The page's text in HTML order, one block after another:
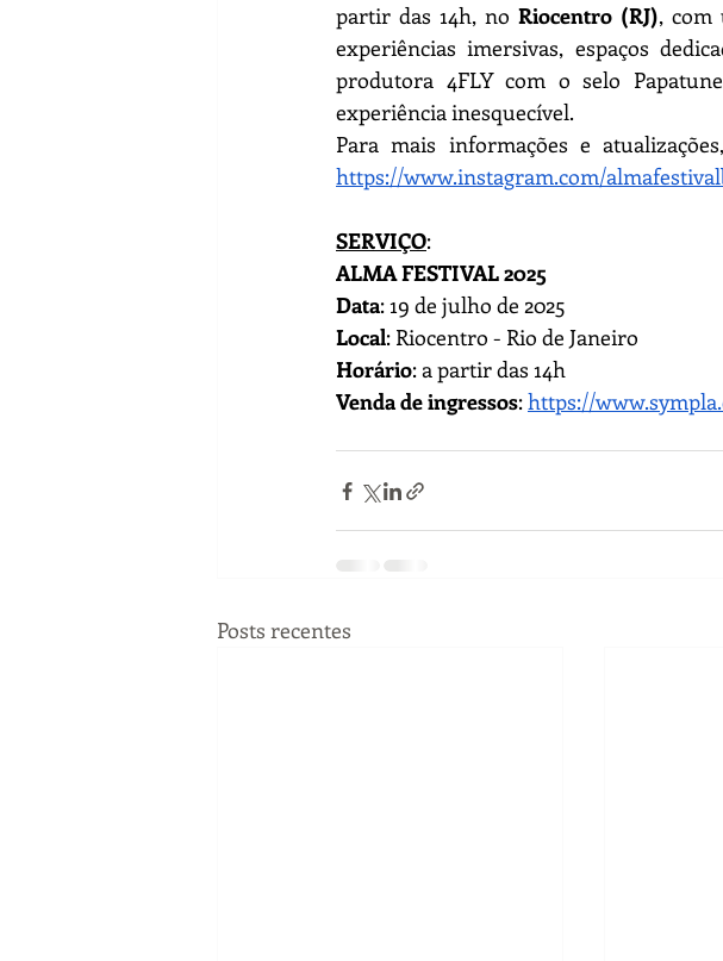
partir das 14h, no Riocentro (RJ), com
experiências imersivas, espaços
produtora 4FLY com o selo
experiência inesquecível.
https://www.instagram.com/
SERVIÇO:
ALMA FESTIVAL 2025
Data: 19 de julho de 2025
Local: Riocentro - Rio de Janeiro
Horário: a partir das 14h
Venda de ingressos: https://
Posts recentes